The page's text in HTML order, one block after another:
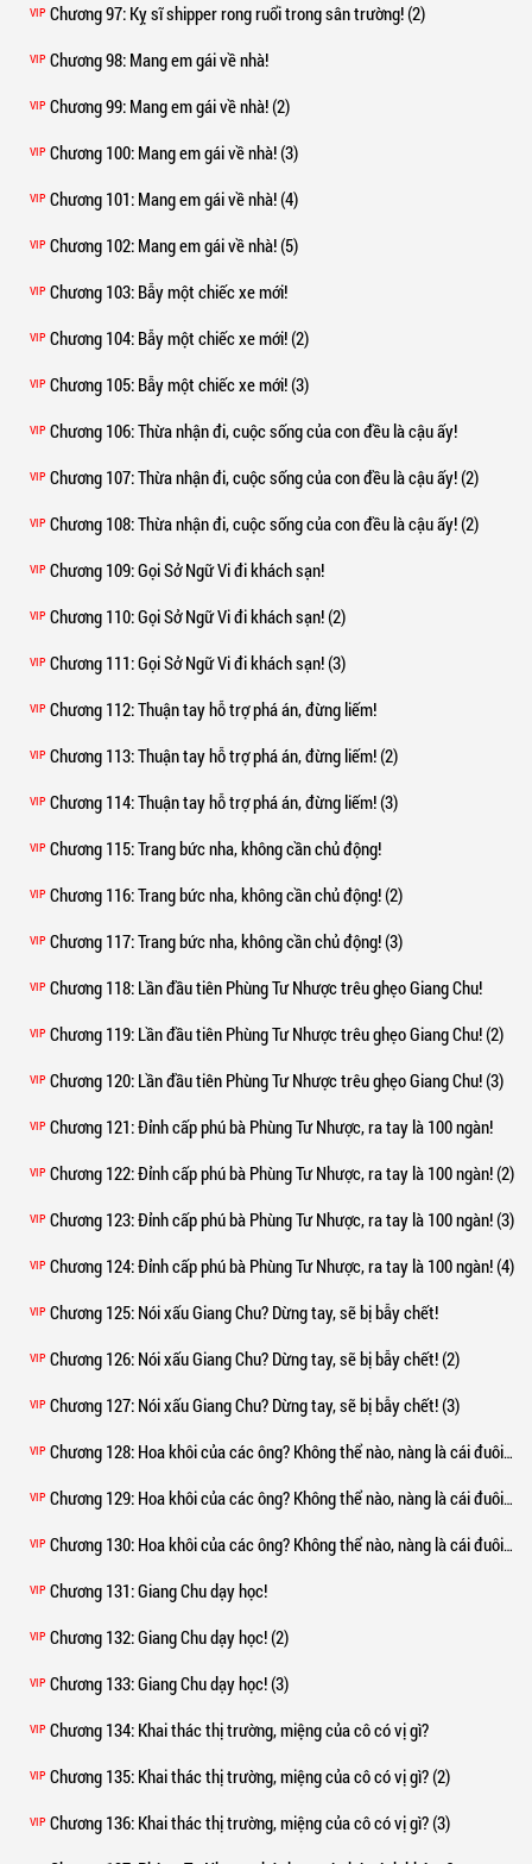
VIP Chương 97: Kỵ sĩ shipper rong ruổi trong sân trường! (2)
VIP Chương 98: Mang em gái về nhà!
VIP Chương 99: Mang em gái về nhà! (2)
VIP Chương 100: Mang em gái về nhà! (3)
VIP Chương 101: Mang em gái về nhà! (4)
VIP Chương 102: Mang em gái về nhà! (5)
VIP Chương 103: Bẫy một chiếc xe mới!
VIP Chương 104: Bẫy một chiếc xe mới! (2)
VIP Chương 105: Bẫy một chiếc xe mới! (3)
VIP Chương 106: Thừa nhận đi, cuộc sống của con đều là cậu ấy!
VIP Chương 107: Thừa nhận đi, cuộc sống của con đều là cậu ấy! (2)
VIP Chương 108: Thừa nhận đi, cuộc sống của con đều là cậu ấy! (2)
VIP Chương 109: Gọi Sở Ngữ Vi đi khách sạn!
VIP Chương 110: Gọi Sở Ngữ Vi đi khách sạn! (2)
VIP Chương 111: Gọi Sở Ngữ Vi đi khách sạn! (3)
VIP Chương 112: Thuận tay hỗ trợ phá án, đừng liếm!
VIP Chương 113: Thuận tay hỗ trợ phá án, đừng liếm! (2)
VIP Chương 114: Thuận tay hỗ trợ phá án, đừng liếm! (3)
VIP Chương 115: Trang bức nha, không cần chủ động!
VIP Chương 116: Trang bức nha, không cần chủ động! (2)
VIP Chương 117: Trang bức nha, không cần chủ động! (3)
VIP Chương 118: Lần đầu tiên Phùng Tư Nhược trêu ghẹo Giang Chu!
VIP Chương 119: Lần đầu tiên Phùng Tư Nhược trêu ghẹo Giang Chu! (2)
VIP Chương 120: Lần đầu tiên Phùng Tư Nhược trêu ghẹo Giang Chu! (3)
VIP Chương 121: Đỉnh cấp phú bà Phùng Tư Nhược, ra tay là 100 ngàn!
VIP Chương 122: Đỉnh cấp phú bà Phùng Tư Nhược, ra tay là 100 ngàn! (2)
VIP Chương 123: Đỉnh cấp phú bà Phùng Tư Nhược, ra tay là 100 ngàn! (3)
VIP Chương 124: Đỉnh cấp phú bà Phùng Tư Nhược, ra tay là 100 ngàn! (4)
VIP Chương 125: Nói xấu Giang Chu? Dừng tay, sẽ bị bẫy chết!
VIP Chương 126: Nói xấu Giang Chu? Dừng tay, sẽ bị bẫy chết! (2)
VIP Chương 127: Nói xấu Giang Chu? Dừng tay, sẽ bị bẫy chết! (3)
VIP Chương 128: Hoa khôi của các ông? Không thể nào, nàng là cái đuôi nhỏ của tôi!
VIP Chương 129: Hoa khôi của các ông? Không thể nào, nàng là cái đuôi nhỏ của tôi! (2)
VIP Chương 130: Hoa khôi của các ông? Không thể nào, nàng là cái đuôi nhỏ của tôi! (3)
VIP Chương 131: Giang Chu dạy học!
VIP Chương 132: Giang Chu dạy học! (2)
VIP Chương 133: Giang Chu dạy học! (3)
VIP Chương 134: Khai thác thị trường, miệng của cô có vị gì?
VIP Chương 135: Khai thác thị trường, miệng của cô có vị gì? (2)
VIP Chương 136: Khai thác thị trường, miệng của cô có vị gì? (3)